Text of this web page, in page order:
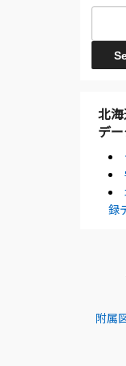
北
デ
録
附属